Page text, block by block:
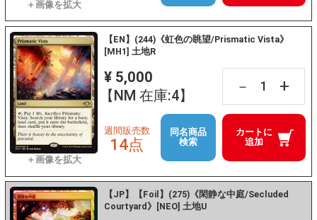
【EN】(244)《虹色の眺望/Prismatic Vista》
[MH1] 土地R
¥ 5,000
【NM 在庫:4】
－ +
カートに
追加
週間販売数
14点
同名商品
検索
【JP】【Foil】(275)《閑静な中庭/Secluded
Courtyard》[NEO] 土地U